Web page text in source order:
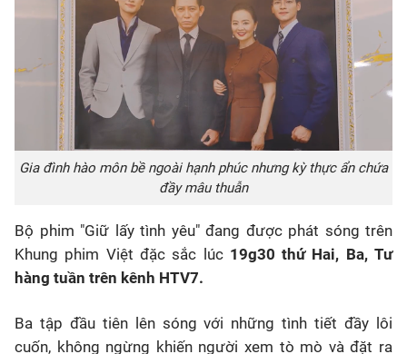
Gia đình hào môn bề ngoài hạnh phúc nhưng kỳ thực ẩn chứa
đầy mâu thuẫn
Bộ phim "Giữ lấy tình yêu" đang được phát sóng trên
Khung phim Việt đặc sắc lúc 19g30 thứ Hai, Ba, Tư
hàng tuần trên kênh HTV7.
Ba tập đầu tiên lên sóng với những tình tiết đầy lôi
cuốn, không ngừng khiến người xem tò mò và đặt ra